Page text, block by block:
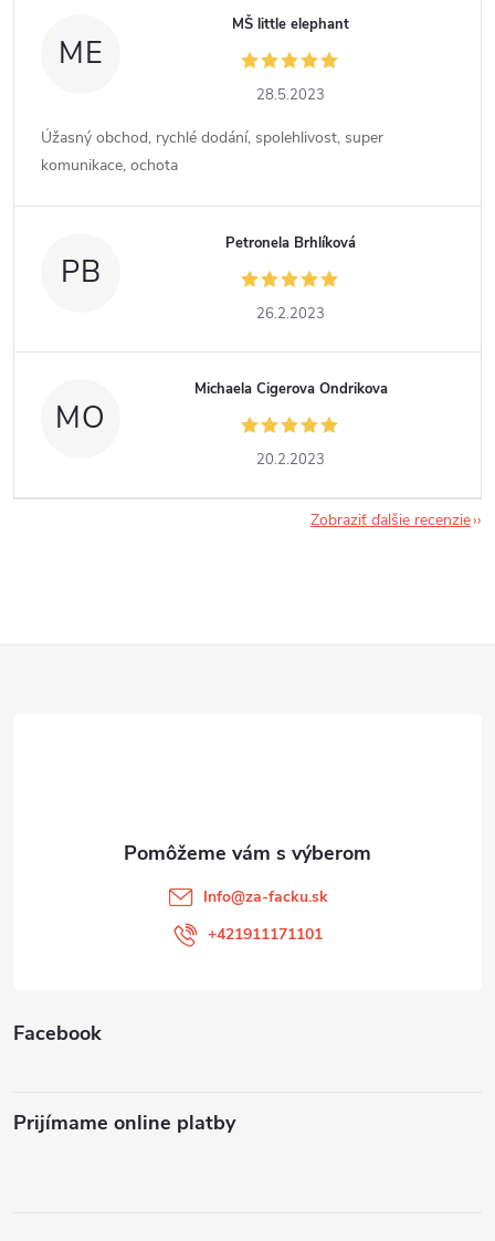
ME
MŠ little elephant
28.5.2023
Úžasný obchod, rychlé dodání, spolehlivost, super
komunikace, ochota
PB
Petronela Brhlíková
26.2.2023
MO
Michaela Cigerova Ondrikova
20.2.2023
Zobraziť ďalšie recenzie
Facebook
Prijímame online platby
Info@za-facku.sk
+421911171101